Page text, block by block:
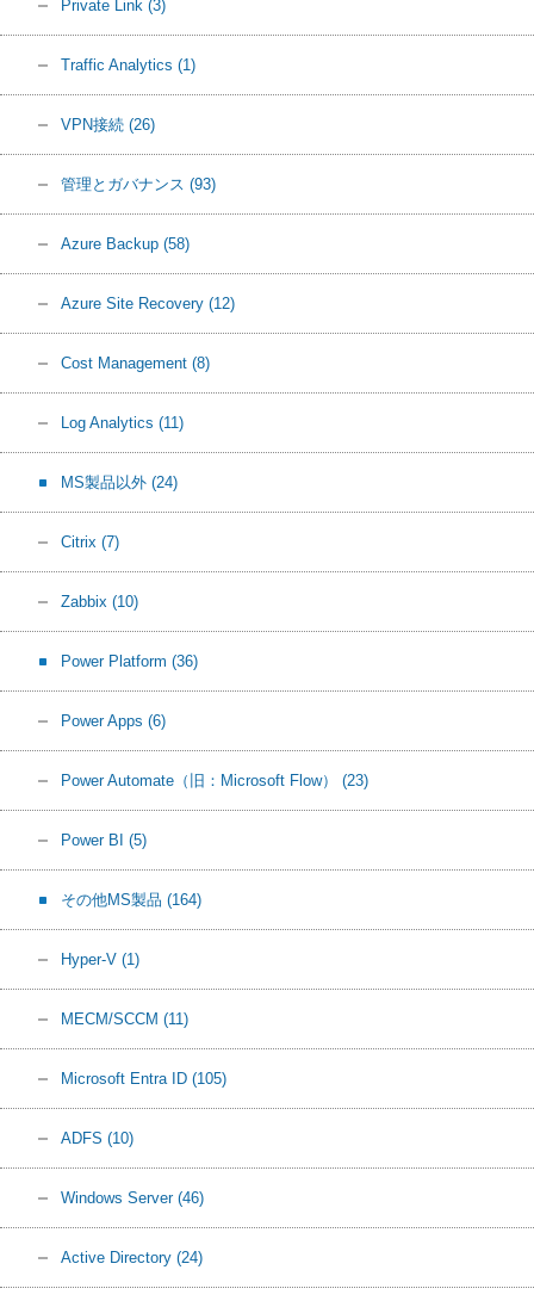
Private Link (3)
Traffic Analytics (1)
VPN接続 (26)
管理とガバナンス (93)
Azure Backup (58)
Azure Site Recovery (12)
Cost Management (8)
Log Analytics (11)
MS製品以外 (24)
Citrix (7)
Zabbix (10)
Power Platform (36)
Power Apps (6)
Power Automate（旧：Microsoft Flow） (23)
Power BI (5)
その他MS製品 (164)
Hyper-V (1)
MECM/SCCM (11)
Microsoft Entra ID (105)
ADFS (10)
Windows Server (46)
Active Directory (24)